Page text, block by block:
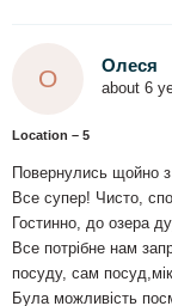
О Олеся
about 6
Location – 5
Повернулись щойно з
Все супер! Чисто,
Гостинно, до озера
Все потрібне нам
посуду, сам
Була можливість